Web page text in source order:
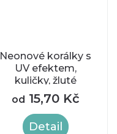
Neonové korálky s
UV efektem,
kuličky, žluté
od 15,70 Kč
Detail